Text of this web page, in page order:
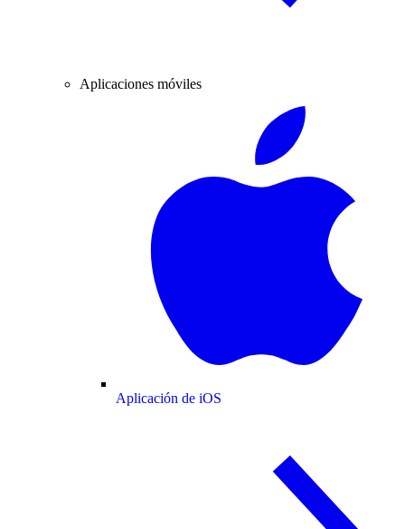
Aplicaciones móviles
Aplicación de iOS